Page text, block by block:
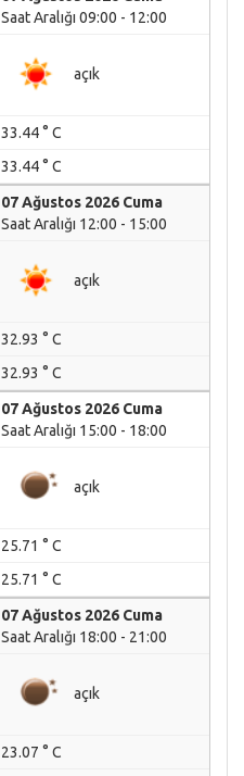
Saat Aralığı 09:00 - 12:00
açık
33.44 ° C
33.44 ° C
07 Ağustos 2026 Cuma
Saat Aralığı 12:00 - 15:00
açık
32.93 ° C
32.93 ° C
07 Ağustos 2026 Cuma
Saat Aralığı 15:00 - 18:00
açık
25.71 ° C
25.71 ° C
07 Ağustos 2026 Cuma
Saat Aralığı 18:00 - 21:00
açık
23.07 ° C